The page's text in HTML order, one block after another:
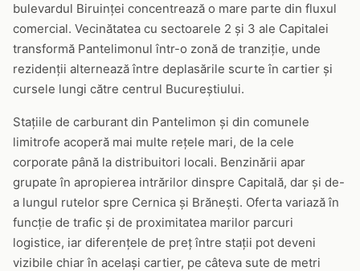
bulevardul Biruinței concentrează o mare parte din fluxul
comercial. Vecinătatea cu sectoarele 2 și 3 ale Capitalei
transformă Pantelimonul într-o zonă de tranziție, unde
rezidenții alternează între deplasările scurte în cartier și
cursele lungi către centrul Bucureștiului.
Stațiile de carburant din Pantelimon și din comunele
limitrofe acoperă mai multe rețele mari, de la cele
corporate până la distribuitori locali. Benzinării apar
grupate în apropierea intrărilor dinspre Capitală, dar și de-
a lungul rutelor spre Cernica și Brănești. Oferta variază în
funcție de trafic și de proximitatea marilor parcuri
logistice, iar diferențele de preț între stații pot deveni
vizibile chiar în același cartier, pe câteva sute de metri